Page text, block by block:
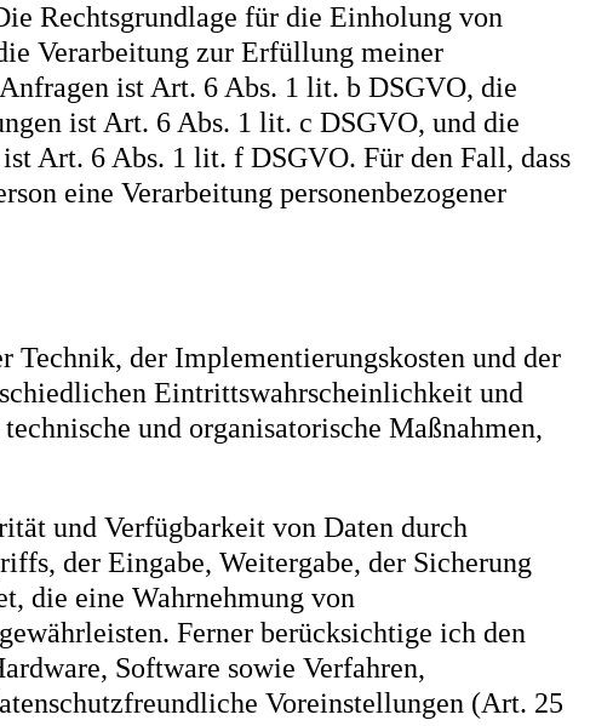
Rechtsgrundlage für die Einholung von
Verarbeitung zur Erfüllung meiner
ist Art. 6 Abs. 1 lit. b DSGVO, die
ist Art. 6 Abs. 1 lit. c DSGVO, und die
Art. 6 Abs. 1 lit. f DSGVO. Für den Fall, dass
eine Verarbeitung personenbezogener
Technik, der Implementierungskosten und der
Eintrittswahrscheinlichkeit und
und organisatorische Maßnahmen,
und Verfügbarkeit von Daten durch
der Eingabe, Weitergabe, der Sicherung
die eine Wahrnehmung von
Ferner berücksichtige ich den
Software sowie Verfahren,
Voreinstellungen (Art. 25